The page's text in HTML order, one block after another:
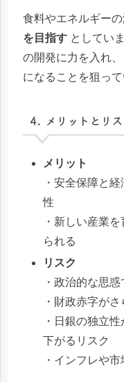
食料やエネルギーの
を目指す としてい
の開発に力を入れ
になることを狙って
4. メリットとリ
メリット
・安全保障と
性
・新しい産業
られる
リスク
・政治的な思
・財政赤字が
・日銀の独立
下がるリスク
・インフレや